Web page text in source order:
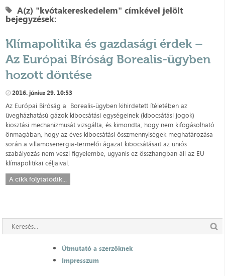
A(z) "kvótakereskedelem" címkével jelölt
bejegyzések:
Klímapolitika és gazdasági érdek –
Az Európai Bíróság Borealis-ügyben
hozott döntése
2016. június 29. 10:53
Az Európai Bíróság a Borealis-ügyben kihirdetett ítéletében az
üvegházhatású gázok kibocsátási egységeinek (kibocsátási jogok)
kiosztási mechanizmusát vizsgálta, és kimondta, hogy nem kifogásolható
önmagában, hogy az éves kibocsátási összmennyiségek meghatározása
során a villamosenergia-termelői ágazat kibocsátásait az uniós
szabályozás nem veszi figyelembe, ugyanis ez összhangban áll az EU
klímapolitikai céljaival.
A cikk folytatódik...
Útmutató a szerzőknek
Impresszum